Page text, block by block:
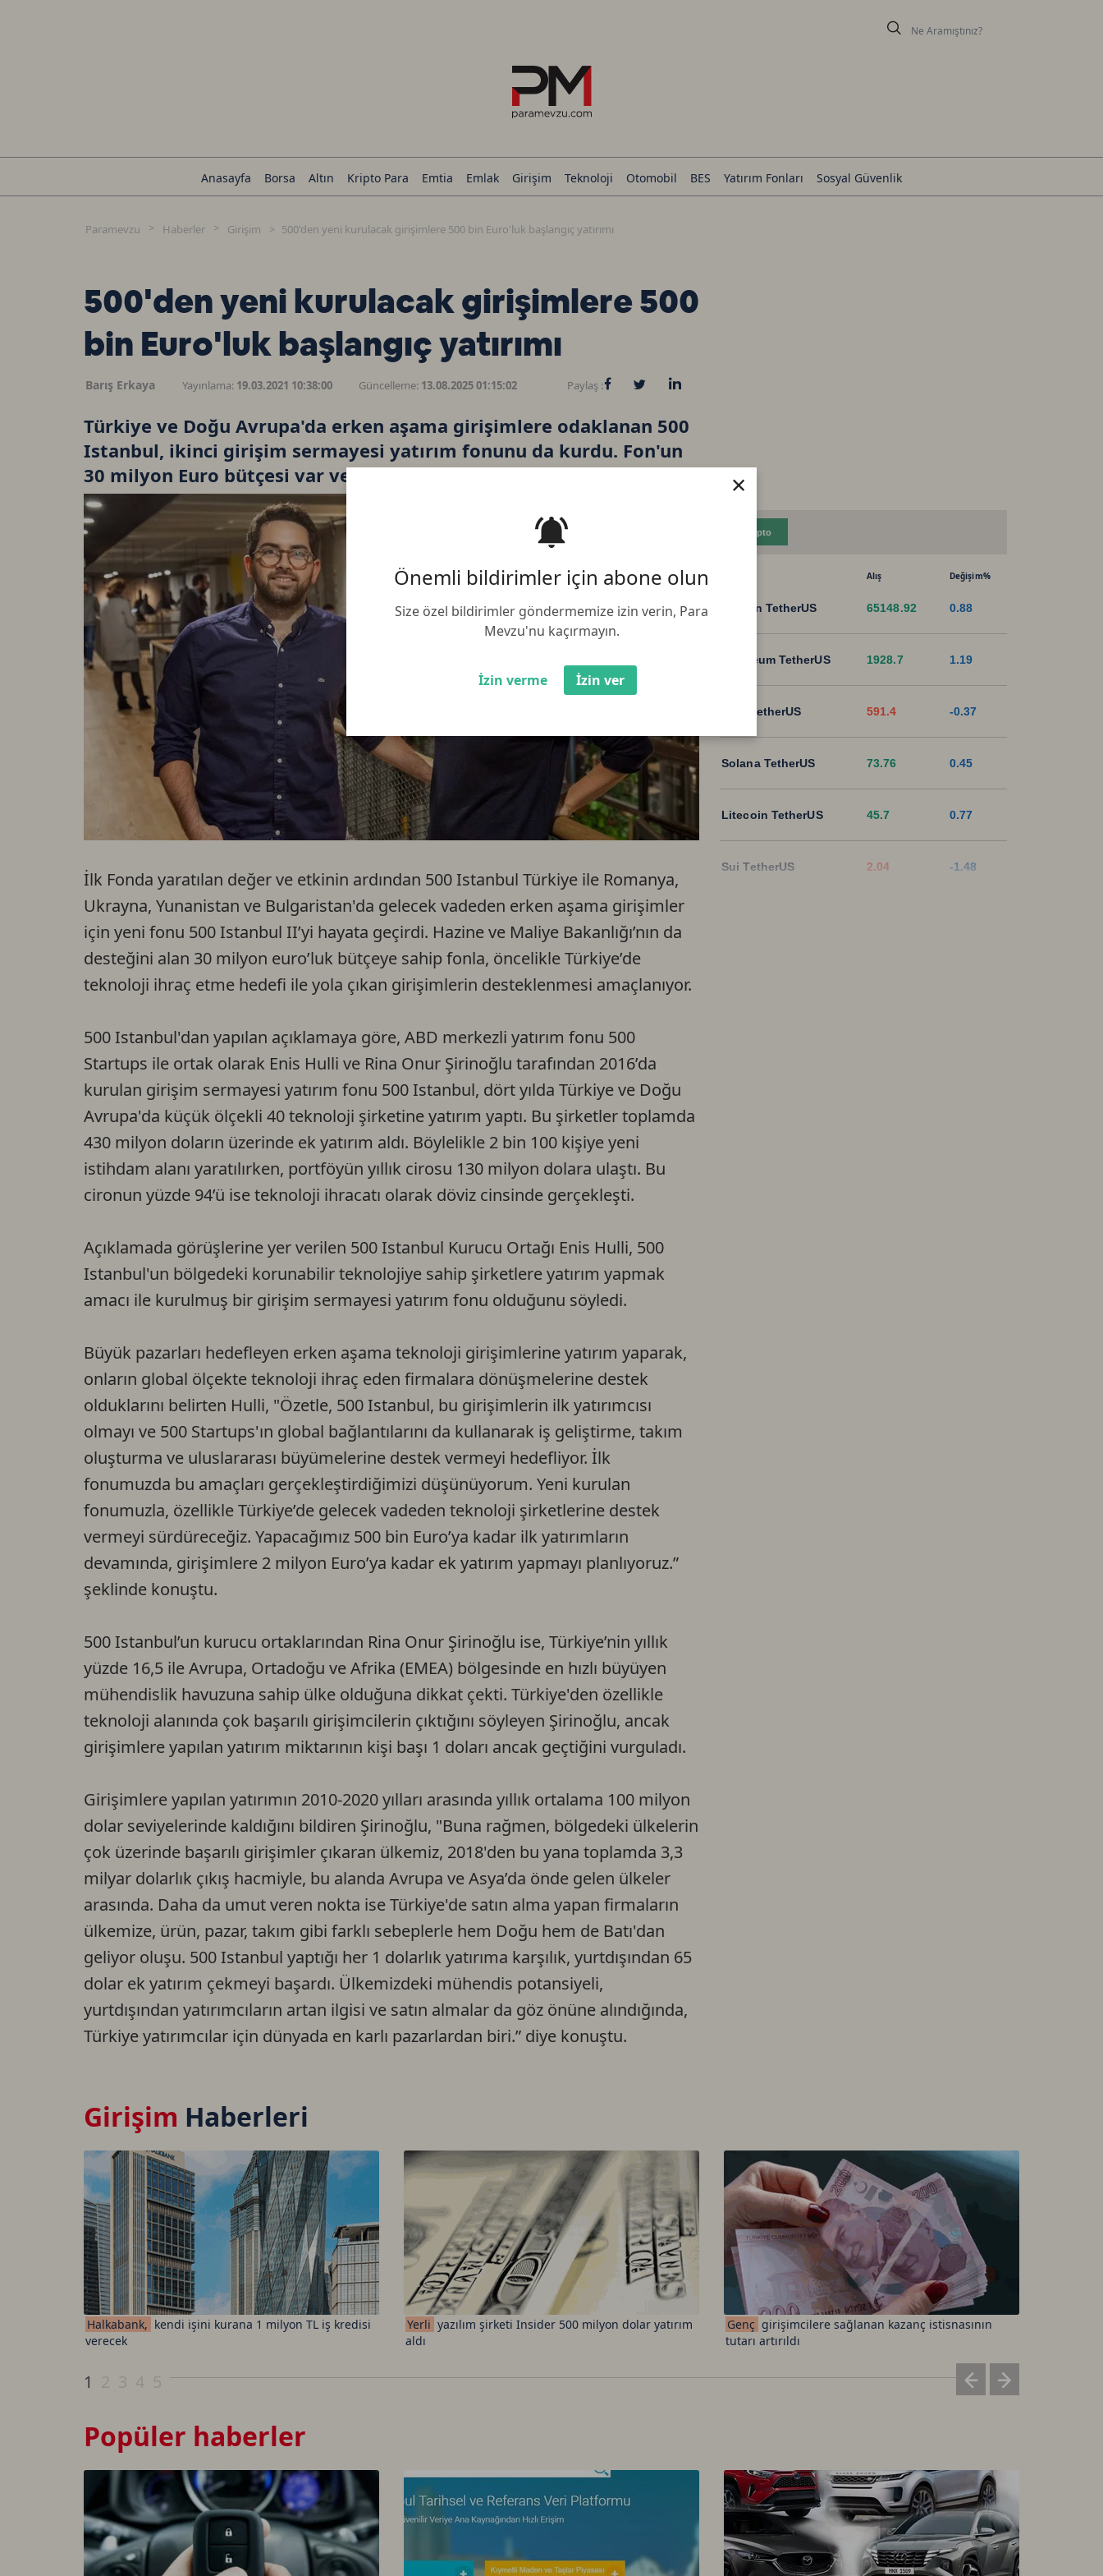
Önemli bildirimler için abone olun
Size özel bildirimler göndermemize izin verin, Para
Mevzu'nu kaçırmayın.
İzin verme İzin ver
×
Anasayfa Borsa Altın Kripto Para Emtia Emlak Girişim Teknoloji Otomobil BES Yatırım Fonları Sosyal Güvenlik
Paramevzu Haberler Girişim 500'den yeni kurulacak girişimlere 500 bin Euro'luk başlangıç yatırımı
500'den yeni kurulacak girişimlere 500
bin Euro'luk başlangıç yatırımı
Barış Erkaya Yayınlama: 19.03.2021 10:38:00 Güncelleme: 13.08.2025 01:15:02 Paylaş :
Türkiye ve Doğu Avrupa'da erken aşama girişimlere odaklanan 500
Istanbul, ikinci girişim sermayesi yatırım fonunu da kurdu. Fon'un
30 milyon Euro bütçesi var ve yeni girişimler arıyor
İlk Fonda yaratılan değer ve etkinin ardından 500 Istanbul Türkiye ile Romanya,
Ukrayna, Yunanistan ve Bulgaristan'da gelecek vadeden erken aşama girişimler
için yeni fonu 500 Istanbul II’yi hayata geçirdi. Hazine ve Maliye Bakanlığı’nın da
desteğini alan 30 milyon euro’luk bütçeye sahip fonla, öncelikle Türkiye’de
teknoloji ihraç etme hedefi ile yola çıkan girişimlerin desteklenmesi amaçlanıyor.
500 Istanbul'dan yapılan açıklamaya göre, ABD merkezli yatırım fonu 500
Startups ile ortak olarak Enis Hulli ve Rina Onur Şirinoğlu tarafından 2016’da
kurulan girişim sermayesi yatırım fonu 500 Istanbul, dört yılda Türkiye ve Doğu
Avrupa'da küçük ölçekli 40 teknoloji şirketine yatırım yaptı. Bu şirketler toplamda
430 milyon doların üzerinde ek yatırım aldı. Böylelikle 2 bin 100 kişiye yeni
istihdam alanı yaratılırken, portföyün yıllık cirosu 130 milyon dolara ulaştı. Bu
cironun yüzde 94’ü ise teknoloji ihracatı olarak döviz cinsinde gerçekleşti.
Açıklamada görüşlerine yer verilen 500 Istanbul Kurucu Ortağı Enis Hulli, 500
Istanbul'un bölgedeki korunabilir teknolojiye sahip şirketlere yatırım yapmak
amacı ile kurulmuş bir girişim sermayesi yatırım fonu olduğunu söyledi.
Büyük pazarları hedefleyen erken aşama teknoloji girişimlerine yatırım yaparak,
onların global ölçekte teknoloji ihraç eden firmalara dönüşmelerine destek
olduklarını belirten Hulli, "Özetle, 500 Istanbul, bu girişimlerin ilk yatırımcısı
olmayı ve 500 Startups'ın global bağlantılarını da kullanarak iş geliştirme, takım
oluşturma ve uluslararası büyümelerine destek vermeyi hedefliyor. İlk
fonumuzda bu amaçları gerçekleştirdiğimizi düşünüyorum. Yeni kurulan
fonumuzla, özellikle Türkiye’de gelecek vadeden teknoloji şirketlerine destek
vermeyi sürdüreceğiz. Yapacağımız 500 bin Euro’ya kadar ilk yatırımların
devamında, girişimlere 2 milyon Euro’ya kadar ek yatırım yapmayı planlıyoruz.”
şeklinde konuştu.
500 Istanbul’un kurucu ortaklarından Rina Onur Şirinoğlu ise, Türkiye’nin yıllık
yüzde 16,5 ile Avrupa, Ortadoğu ve Afrika (EMEA) bölgesinde en hızlı büyüyen
mühendislik havuzuna sahip ülke olduğuna dikkat çekti. Türkiye'den özellikle
teknoloji alanında çok başarılı girişimcilerin çıktığını söyleyen Şirinoğlu, ancak
girişimlere yapılan yatırım miktarının kişi başı 1 doları ancak geçtiğini vurguladı.
Girişimlere yapılan yatırımın 2010-2020 yılları arasında yıllık ortalama 100 milyon
dolar seviyelerinde kaldığını bildiren Şirinoğlu, "Buna rağmen, bölgedeki ülkelerin
çok üzerinde başarılı girişimler çıkaran ülkemiz, 2018'den bu yana toplamda 3,3
milyar dolarlık çıkış hacmiyle, bu alanda Avrupa ve Asya’da önde gelen ülkeler
arasında. Daha da umut veren nokta ise Türkiye'de satın alma yapan firmaların
ülkemize, ürün, pazar, takım gibi farklı sebeplerle hem Doğu hem de Batı'dan
geliyor oluşu. 500 Istanbul yaptığı her 1 dolarlık yatırıma karşılık, yurtdışından 65
dolar ek yatırım çekmeyi başardı. Ülkemizdeki mühendis potansiyeli,
yurtdışından yatırımcıların artan ilgisi ve satın almalar da göz önüne alındığında,
Türkiye yatırımcılar için dünyada en karlı pazarlardan biri.” diye konuştu.
Kripto
Alış Değişim%
Bitcoin TetherUS 65148.92 0.88
Ethereum TetherUS 1928.7 1.19
BNB TetherUS 591.4 -0.37
Solana TetherUS 73.76 0.45
Litecoin TetherUS 45.7 0.77
Sui TetherUS 2.04 -1.48
Girişim Haberleri
Halkabank, kendi işini kurana 1 milyon TL iş kredisi
verecek
Yerli yazılım şirketi Insider 500 milyon dolar yatırım
aldı
Genç girişimcilere sağlanan kazanç istisnasının
tutarı artırıldı
1
Popüler haberler